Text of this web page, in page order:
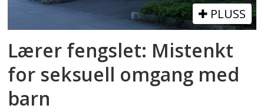
PLUSS
Lærer fengslet: Mistenkt
for seksuell omgang med
barn